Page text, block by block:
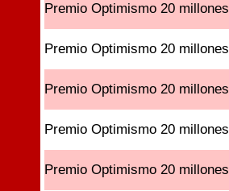
Premio Optimismo 20 millones
Premio Optimismo 20 millones
Premio Optimismo 20 millones
Premio Optimismo 20 millones
Premio Optimismo 20 millones